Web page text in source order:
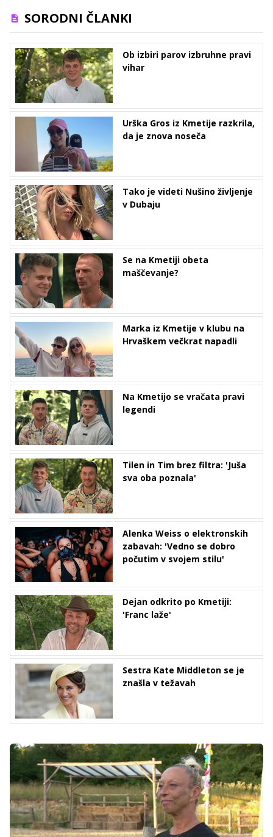
SORODNI ČLANKI
Ob izbiri parov izbruhne pravi
vihar
Urška Gros iz Kmetije razkrila,
da je znova noseča
Tako je videti Nušino življenje
v Dubaju
Se na Kmetiji obeta
maščevanje?
Marka iz Kmetije v klubu na
Hrvaškem večkrat napadli
Na Kmetijo se vračata pravi
legendi
Tilen in Tim brez filtra: 'Juša
sva oba poznala'
Alenka Weiss o elektronskih
zabavah: 'Vedno se dobro
počutim v svojem stilu'
Dejan odkrito po Kmetiji:
'Franc laže'
Sestra Kate Middleton se je
znašla v težavah